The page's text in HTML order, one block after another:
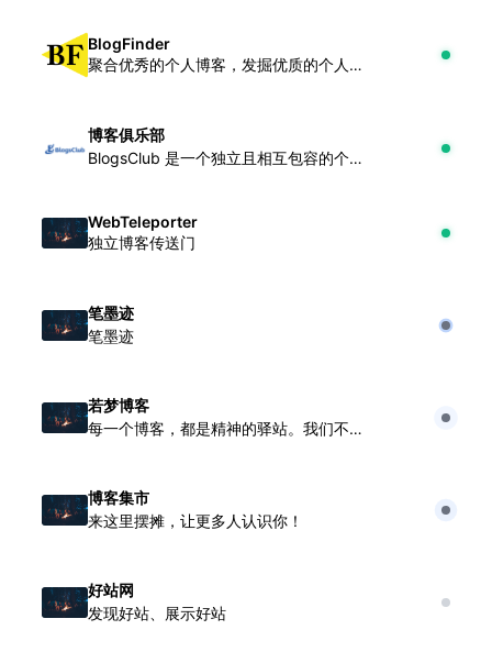
BlogFinder
聚合优秀的个人博客，发掘优质的个人博客文章和内容
博客俱乐部
BlogsClub 是一个独立且相互包容的个人博客俱乐部
WebTeleporter
独立博客传送门
笔墨迹
笔墨迹
若梦博客
每一个博客，都是精神的驿站。我们不同行，但彼此照亮。在此驻足，便积蓄前行的力量
博客集市
来这里摆摊，让更多人认识你！
好站网
发现好站、展示好站